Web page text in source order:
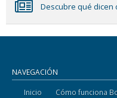
Descubre qué dicen
NAVEGACIÓN
Inicio Cómo funciona